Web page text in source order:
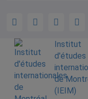
Institut
d'études
de
(IEIM)